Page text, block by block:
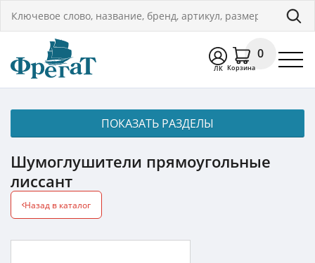
ЛК
0
Корзина
ПОКАЗАТЬ РАЗДЕЛЫ
Назад в каталог
Шумоглушители прямоугольные
лиссант